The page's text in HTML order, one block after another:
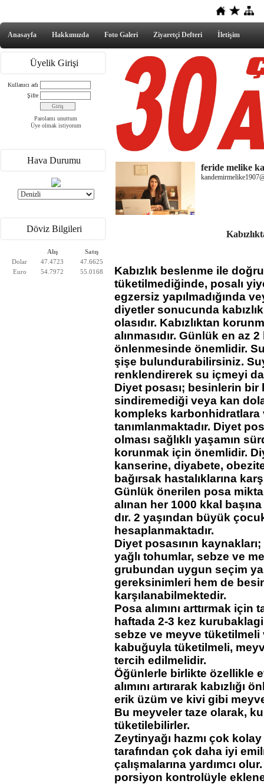
Anasayfa Hakkımızda Foto Galeri Ziyaretçi Defteri İletişim
Üyelik Girişi
Kullanıcı adı
Şifre
Parolamı unuttum
Üye olmak istiyorum
Hava Durumu
Döviz Bilgileri
Alış
Satış
Dolar
47.4723
47.6625
Euro
54.7972 55.0168
feride melike
Kabızlık beslenme ile
tüketilmediğinde, posalı
egzersiz yapılmadığında
diyetler sonucunda
olasıdır. Kabızlıktan
alınmasıdır. Günlük en az
önlenmesinde önemlidir.
şişe bulundurabilirsiniz.
renklendirerek su içmeyi
Diyet posası; besinlerin
sindiremediği veya kan
kompleks karbonhidratlara
tanımlanmaktadır. Diyet
olması sağlıklı yaşamın
korunmak için önemlidir.
kanserine, diyabete,
bağırsak hastalıklarına
Günlük önerilen posa
alınan her 1000 kkal
dır. 2 yaşından büyük
hesaplanmaktadır.
Diyet posasının
yağlı tohumlar, sebze ve
grubundan uygun seçim
gereksinimleri hem de
karşılanabilmektedir.
Posa alımını arttırmak
haftada 2-3 kez
sebze ve meyve
kabuğuyla tüketilmeli,
tercih edilmelidir.
Öğünlerle birlikte özellikle
alımını artırarak kabızlığı
erik üzüm ve kivi gibi
Bu meyveler taze olarak,
tüketilebilirler.
Zeytinyağı hazmı çok
tarafından çok daha iyi
çalışmalarına yardımcı
porsiyon kontrolüyle